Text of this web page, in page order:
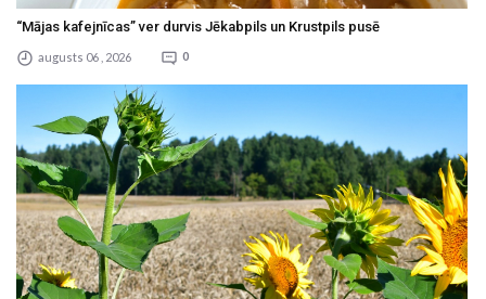
“Mājas kafejnīcas” ver durvis Jēkabpils un Krustpils pusē
augusts 06 , 2026 0